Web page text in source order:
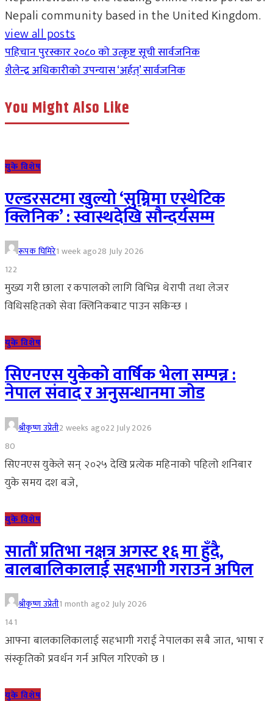
Nepali community based in the United Kingdom.
view all posts
पहिचान पुरस्कार २०८० को उत्कृष्ट सूची सार्वजनिक
शैलेन्द्र अधिकारीको उपन्यास ‘अर्हत्’ सार्वजनिक
You Might Also Like
युके विशेष
एल्डरसटमा खुल्यो ‘सुम्निमा एस्थेटिक
क्लिनिक’ : स्वास्थदेखि सौन्दर्यसम्म
रूपक घिमिरे1 week ago28 July 2026
122
मुख्य गरी छाला र कपालको लागि विभिन्न थेरापी तथा लेजर
विधिसहितको सेवा क्लिनिकबाट पाउन सकिन्छ ।
युके विशेष
सिएनएस युकेको वार्षिक भेला सम्पन्न :
नेपाल संवाद र अनुसन्धानमा जोड
श्रीकृष्ण उप्रेती2 weeks ago22 July 2026
80
सिएनएस युकेले सन् २०२५ देखि प्रत्येक महिनाको पहिलो शनिबार
युके समय दश बजे,
युके विशेष
सातौं प्रतिभा नक्षत्र अगस्ट १६ मा हुँदै,
बालबालिकालाई सहभागी गराउन अपिल
श्रीकृष्ण उप्रेती1 month ago2 July 2026
141
आफ्ना बालकालिकालाई सहभागी गराई नेपालका सबै जात, भाषा र
संस्कृतिको प्रवर्धन गर्न अपिल गरिएको छ ।
युके विशेष